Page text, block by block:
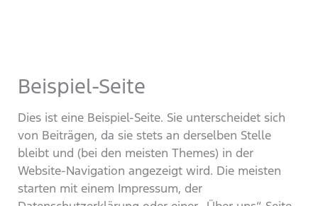
Beispiel-Seite
Dies ist eine Beispiel-Seite. Sie unterscheidet sich
von Beiträgen, da sie stets an derselben Stelle
bleibt und (bei den meisten Themes) in der
Website-Navigation angezeigt wird. Die meisten
starten mit einem Impressum, der